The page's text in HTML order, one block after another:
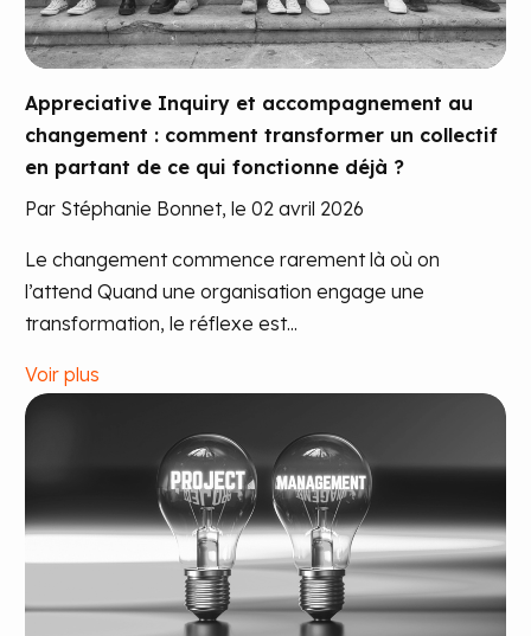
Appreciative Inquiry et accompagnement au
changement : comment transformer un collectif
en partant de ce qui fonctionne déjà ?
Par Stéphanie Bonnet, le 02 avril 2026
Le changement commence rarement là où on
l’attend Quand une organisation engage une
transformation, le réflexe est...
Voir plus